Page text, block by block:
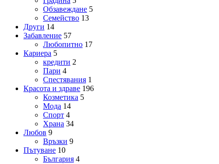
Обзавеждане 5
Семейство 13
Други 14
Забавление 57
Любопитно 17
Кариера 5
кредити 2
Пари 4
Спестявания 1
Красота и здраве 196
Козметика 5
Мода 14
Спорт 4
Храна 34
Любов 9
Връзки 9
Пътуване 10
България 4